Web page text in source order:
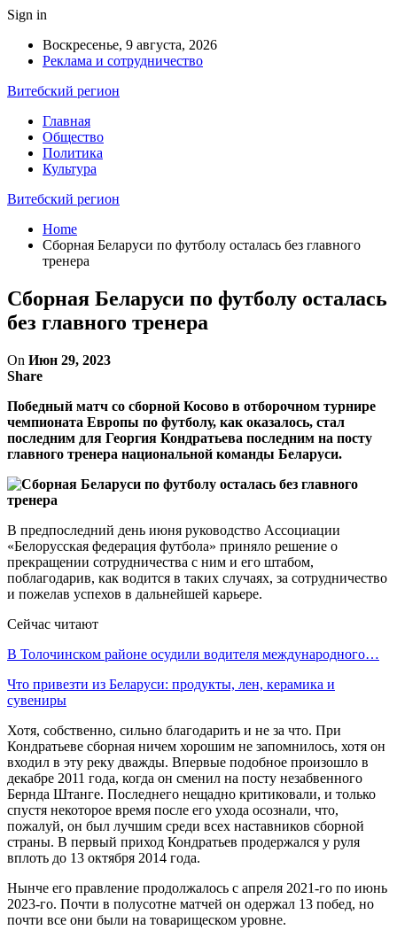
Sign in
Воскресенье, 9 августа, 2026
Реклама и сотрудничество
Витебский регион
Главная
Общество
Политика
Культура
Витебский регион
Home
Сборная Беларуси по футболу осталась без главного
тренера
Сборная Беларуси по футболу осталась
без главного тренера
On Июн 29, 2023
Share
Победный матч со сборной Косово в отборочном турнире
чемпионата Европы по футболу, как оказалось, стал
последним для Георгия Кондратьева последним на посту
главного тренера национальной команды Беларуси.
В предпоследний день июня руководство Ассоциации
«Белорусская федерация футбола» приняло решение о
прекращении сотрудничества с ним и его штабом,
поблагодарив, как водится в таких случаях, за сотрудничество
и пожелав успехов в дальнейшей карьере.
Сейчас читают
В Толочинском районе осудили водителя международного…
Что привезти из Беларуси: продукты, лен, керамика и
сувениры
Хотя, собственно, сильно благодарить и не за что. При
Кондратьеве сборная ничем хорошим не запомнилось, хотя он
входил в эту реку дважды. Впервые подобное произошло в
декабре 2011 года, когда он сменил на посту незабвенного
Бернда Штанге. Последнего нещадно критиковали, и только
спустя некоторое время после его ухода осознали, что,
пожалуй, он был лучшим среди всех наставников сборной
страны. В первый приход Кондратьев продержался у руля
вплоть до 13 октября 2014 года.
Нынче его правление продолжалось с апреля 2021-го по июнь
2023-го. Почти в полусотне матчей он одержал 13 побед, но
почти все они были на товарищеском уровне.